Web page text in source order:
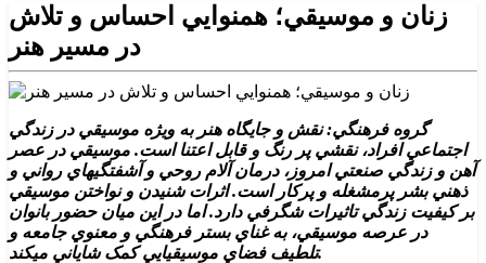
زنان و موسيقي؛ همنوايي احساس و تلاش
در مسير هنر
گروه فرهنگي: نقش و جايگاه هنر به ويژه موسيقي در زندگي
اجتماعي افراد، نقشي پر رنگ و قابل اعتنا است. موسيقي در عصر
آهن و زندگي صنعتي امروز، درمان آلام روحي و آشفتگيهاي رواني و
ذهني بشر پرمشغله و پرکار است. اثرات شنيدن و نواختن موسيقي
بر کيفيت زندگي تاثيرات شگرفي دارد. اما در اين ميان حضور بانوان
در عرصه موسيقي، به غناي بستر فرهنگي و معنوي جامعه و
تلطيف فضاي موسيقيايي کمک شاياني ميکند.